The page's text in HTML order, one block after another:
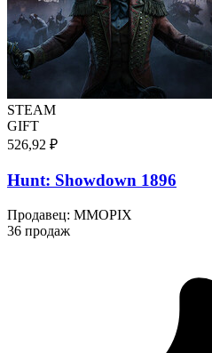
STEAM
GIFT
526,92 ₽
Hunt: Showdown 1896
Продавец: MMOPIX
36 продаж